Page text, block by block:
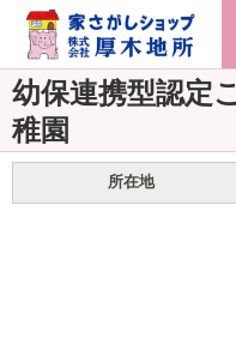
幼保連携型認定
稚園
所在地